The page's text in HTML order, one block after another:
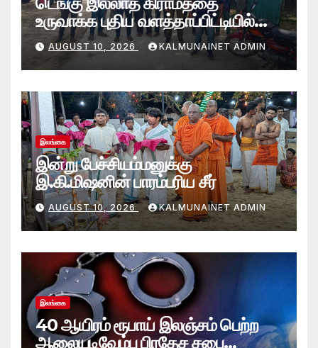
உருவாக்க புதிய வளத்தாப்பிட்டியில்
கூட்டுப் பணி.
AUGUST 10, 2026 KALMUNAINET ADMIN
இலங்கை
இன்று பேச்சியம்மனுக்கு
இ.கி.மிஷனின் பாரம்பரிய சீர்
AUGUST 10, 2026 KALMUNAINET ADMIN
இலங்கை
40 ஆயிரம் ரூபாய் இலஞ்சம் பெற்ற
ஆலையடிவேம்பு பிரதேச சபை